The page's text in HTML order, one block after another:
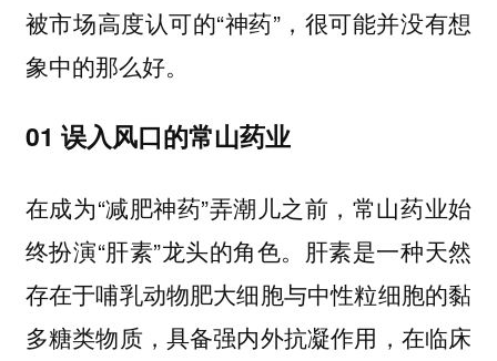
被市场高度认可的“神药”，很可能并没有想
象中的那么好。
01 误入风口的常山药业
在成为“减肥神药”弄潮儿之前，常山药业始
终扮演“肝素”龙头的角色。肝素是一种天然
存在于哺乳动物肥大细胞与中性粒细胞的黏
多糖类物质，具备强内外抗凝作用，在临床